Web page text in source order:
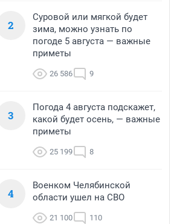
2
Суровой или мягкой будет
зима, можно узнать по
погоде 5 августа — важные
приметы
26 586 9
3
Погода 4 августа подскажет,
какой будет осень, — важные
приметы
25 199 8
4
Военком Челябинской
области ушел на СВО
21 100 110